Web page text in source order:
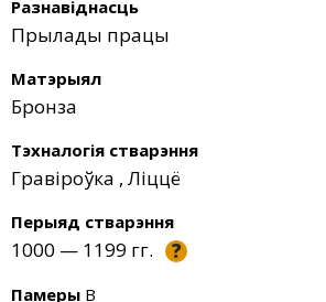
Разнавіднасць
Прылады працы
Матэрыял
Бронза
Тэхналогія стварэння
Гравіроўка ,Ліццё
Перыяд стварэння
1000 — 1199 гг. ?
Памеры В